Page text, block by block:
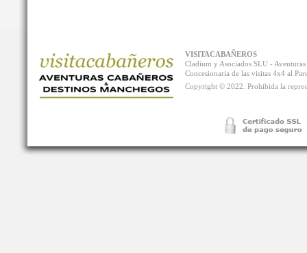
VISITACABAÑEROS
Cladium y Asociados SLU -
Concesionaria de las visitas 4x4 al
Copyright © 2022. Prohibida la